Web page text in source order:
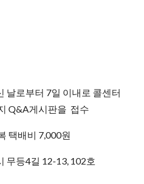
날로부터 7일 이내로 콜센터
Q&A게시판을 접수
택배비 7,000원
무등4길 12-13, 102호